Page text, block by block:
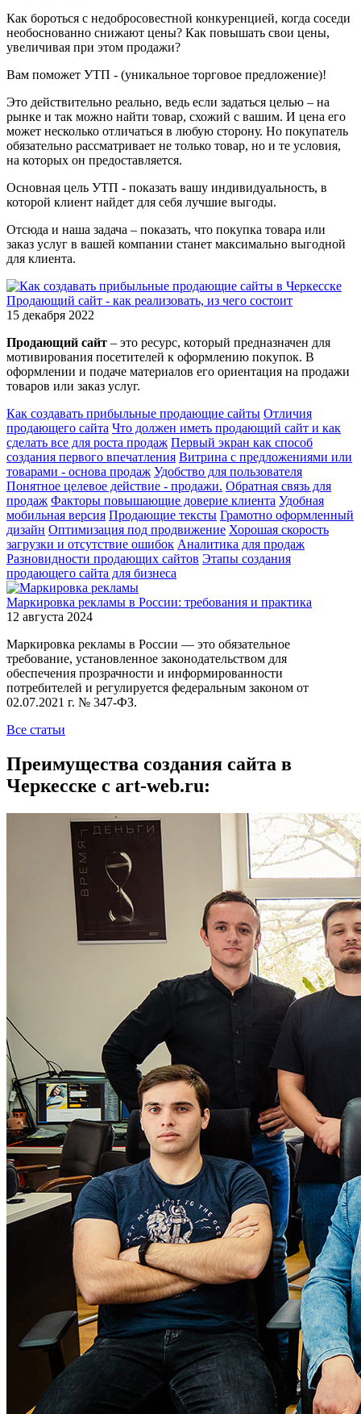
Как бороться с недобросовестной конкуренцией, когда соседи
необоснованно снижают цены? Как повышать свои цены,
увеличивая при этом продажи?
Вам поможет УТП - (уникальное торговое предложение)!
Это действительно реально, ведь если задаться целью – на
рынке и так можно найти товар, схожий с вашим. И цена его
может несколько отличаться в любую сторону. Но покупатель
обязательно рассматривает не только товар, но и те условия,
на которых он предоставляется.
Основная цель УТП - показать вашу индивидуальность, в
которой клиент найдет для себя лучшие выгоды.
Отсюда и наша задача – показать, что покупка товара или
заказ услуг в вашей компании станет максимально выгодной
для клиента.
Продающий сайт - как реализовать, из чего состоит
15 декабря 2022
Продающий сайт – это ресурс, который предназначен для
мотивирования посетителей к оформлению покупок. В
оформлении и подаче материалов его ориентация на продажи
товаров или заказ услуг.
Как создавать прибыльные продающие сайты Отличия
продающего сайта Что должен иметь продающий сайт и как
сделать все для роста продаж Первый экран как способ
создания первого впечатления Витрина с предложениями или
товарами - основа продаж Удобство для пользователя
Понятное целевое действие - продажи. Обратная связь для
продаж Факторы повышающие доверие клиента Удобная
мобильная версия Продающие тексты Грамотно оформленный
дизайн Оптимизация под продвижение Хорошая скорость
загрузки и отсутствие ошибок Аналитика для продаж
Разновидности продающих сайтов Этапы создания
продающего сайта для бизнеса
Маркировка рекламы в России: требования и практика
12 августа 2024
Маркировка рекламы в России — это обязательное
требование, установленное законодательством для
обеспечения прозрачности и информированности
потребителей и регулируется федеральным законом от
02.07.2021 г. № 347-ФЗ.
Все статьи
Преимущества создания сайта в
Черкесске с art-web.ru: